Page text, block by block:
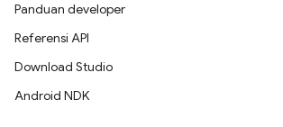
Panduan developer
Referensi API
Download Studio
Android NDK